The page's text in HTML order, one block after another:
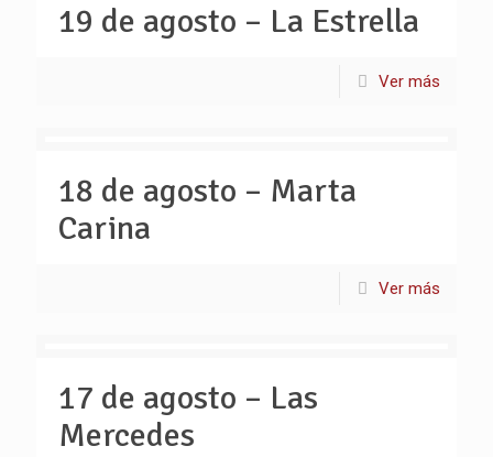
19 de agosto – La Estrella
Ver más
18 de agosto – Marta
Carina
Ver más
17 de agosto – Las
Mercedes